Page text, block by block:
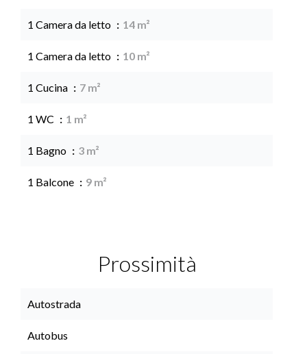
1 Camera da letto 14 m²
1 Camera da letto 10 m²
1 Cucina 7 m²
1 WC 1 m²
1 Bagno 3 m²
1 Balcone 9 m²
Prossimità
Autostrada
Autobus